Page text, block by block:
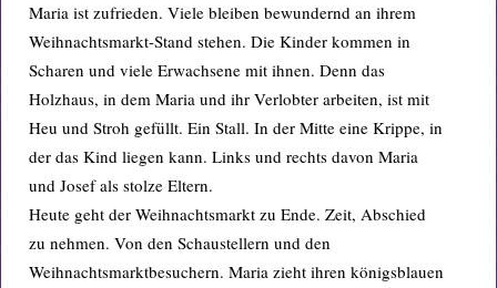
Maria ist zufrieden. Viele bleiben bewundernd an ihrem
Weihnachtsmarkt-Stand stehen. Die Kinder kommen in
Scharen und viele Erwachsene mit ihnen. Denn das
Holzhaus, in dem Maria und ihr Verlobter arbeiten, ist mit
Heu und Stroh gefüllt. Ein Stall. In der Mitte eine Krippe, in
der das Kind liegen kann. Links und rechts davon Maria
und Josef als stolze Eltern.
Heute geht der Weihnachtsmarkt zu Ende. Zeit, Abschied
zu nehmen. Von den Schaustellern und den
Weihnachtsmarktbesuchern. Maria zieht ihren königsblauen